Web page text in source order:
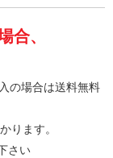
合、
の場合は送料無料
ります。
さい